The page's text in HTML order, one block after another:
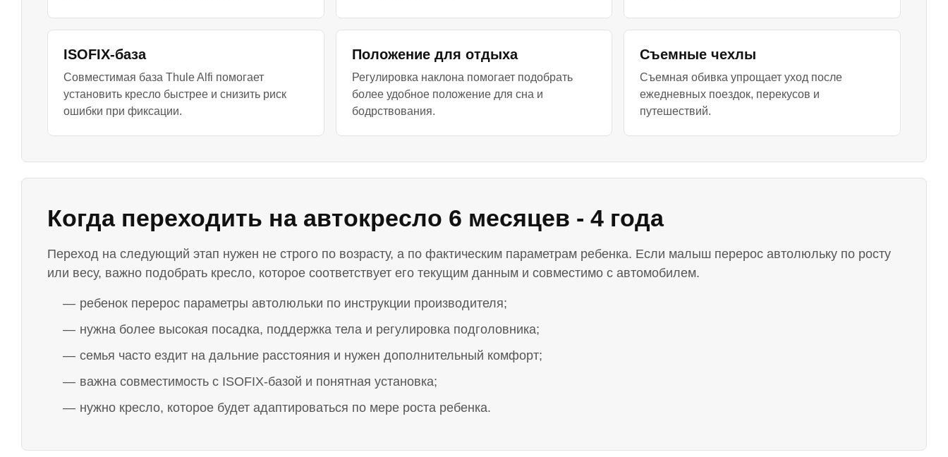
ISOFIX-база
Совместимая база Thule Alfi помогает
установить кресло быстрее и снизить риск
ошибки при фиксации.
Положение для отдыха
Регулировка наклона помогает подобрать
более удобное положение для сна и
бодрствования.
Съемные чехлы
Съемная обивка упрощает уход после
ежедневных поездок, перекусов и
путешествий.
Когда переходить на автокресло 6 месяцев - 4 года
Переход на следующий этап нужен не строго по возрасту, а по фактическим параметрам ребенка. Если малыш перерос автолюльку по росту
или весу, важно подобрать кресло, которое соответствует его текущим данным и совместимо с автомобилем.
ребенок перерос параметры автолюльки по инструкции производителя;
нужна более высокая посадка, поддержка тела и регулировка подголовника;
семья часто ездит на дальние расстояния и нужен дополнительный комфорт;
важна совместимость с ISOFIX-базой и понятная установка;
нужно кресло, которое будет адаптироваться по мере роста ребенка.